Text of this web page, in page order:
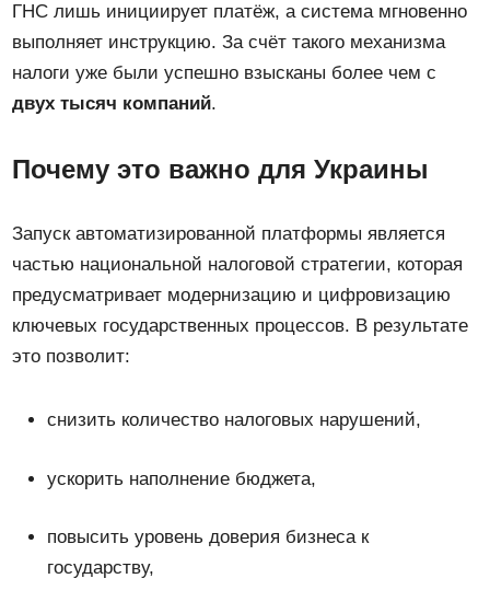
ГНС лишь инициирует платёж, а система мгновенно
выполняет инструкцию. За счёт такого механизма
налоги уже были успешно взысканы более чем с
двух тысяч компаний.
Почему это важно для Украины
Запуск автоматизированной платформы является
частью национальной налоговой стратегии, которая
предусматривает модернизацию и цифровизацию
ключевых государственных процессов. В результате
это позволит:
снизить количество налоговых нарушений,
ускорить наполнение бюджета,
повысить уровень доверия бизнеса к
государству,